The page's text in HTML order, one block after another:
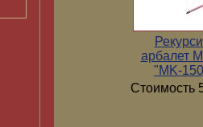
арбалет
"MK-
Стоимость